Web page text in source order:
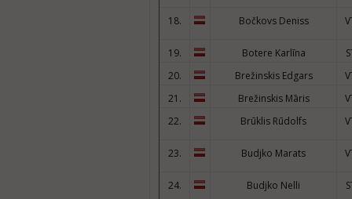
18. Bočkovs Deniss
19. Botere Karlīna
20.
Brežinskis Edgars
21.
Brežinskis Māris
22.
Brūklis Rūdolfs
23. Budjko Marats
24. Budjko Nelli